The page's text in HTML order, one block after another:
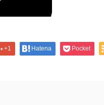
+1 Hatena Pocket